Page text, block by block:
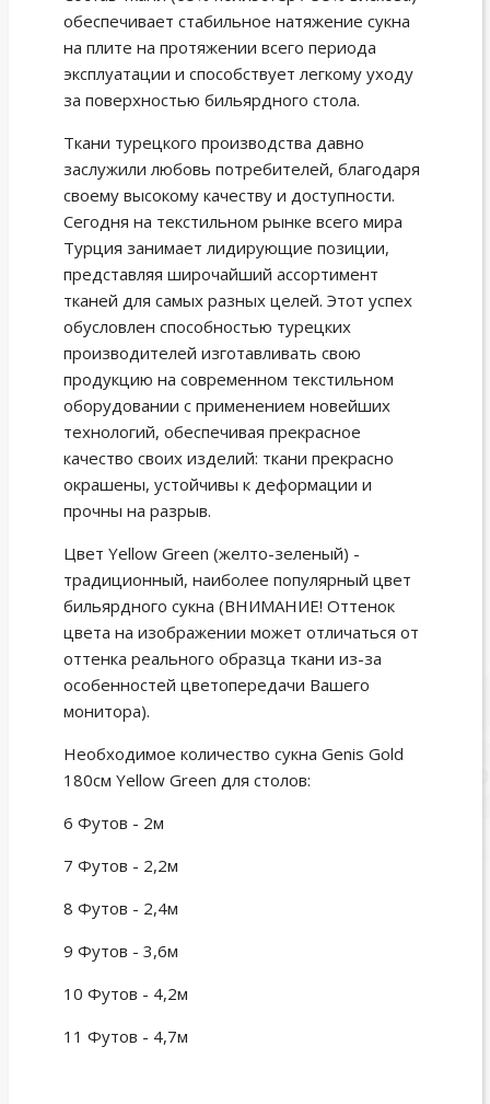
обеспечивает стабильное натяжение сукна
на плите на протяжении всего периода
эксплуатации и способствует легкому уходу
за поверхностью бильярдного стола.
Ткани турецкого производства давно
заслужили любовь потребителей, благодаря
своему высокому качеству и доступности.
Сегодня на текстильном рынке всего мира
Турция занимает лидирующие позиции,
представляя широчайший ассортимент
тканей для самых разных целей. Этот успех
обусловлен способностью турецких
производителей изготавливать свою
продукцию на современном текстильном
оборудовании с применением новейших
технологий, обеспечивая прекрасное
качество своих изделий: ткани прекрасно
окрашены, устойчивы к деформации и
прочны на разрыв.
Цвет Yellow Green (желто-зеленый) -
традиционный, наиболее популярный цвет
бильярдного сукна (ВНИМАНИЕ! Оттенок
цвета на изображении может отличаться от
оттенка реального образца ткани из-за
особенностей цветопередачи Вашего
монитора).
Необходимое количество сукна Genis Gold
180см Yellow Green для столов:
6 Футов - 2м
7 Футов - 2,2м
8 Футов - 2,4м
9 Футов - 3,6м
10 Футов - 4,2м
11 Футов - 4,7м